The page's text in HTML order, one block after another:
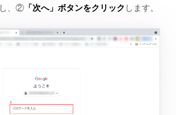
し、②「次へ」ボタンをクリック します。